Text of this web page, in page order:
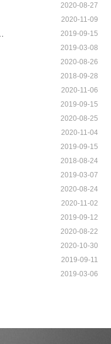
2020-08-27
2020-11-09
2019-09-15
2019-03-08
2020-08-26
2018-09-28
2020-11-06
2019-09-15
2020-08-25
2020-11-04
2019-09-15
2018-08-24
2019-03-07
2020-08-24
2020-11-02
2019-09-12
2020-08-22
2020-10-30
2019-09-11
2019-03-06